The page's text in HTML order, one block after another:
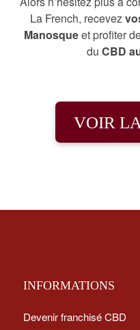
La French, recevez
Manosqueet profiter
du CBD
VOIR
INFORMATIONS
Devenir franchisé CBD